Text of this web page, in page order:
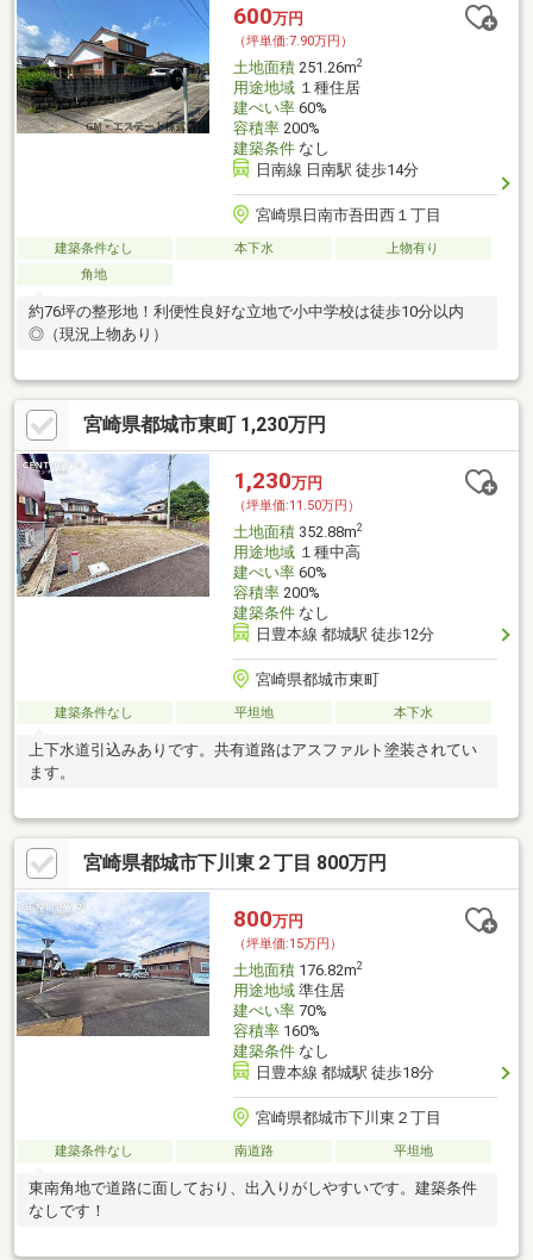
600万円
（坪単価:7.90万円）
土地面積251.26m2
用途地域１種住居
建ぺい率60%
容積率200%
建築条件なし
日南線 日南駅 徒歩14分
宮崎県日南市吾田西１丁目
建築条件なし 本下水
上物有り
角地
約76坪の整形地！利便性良好な立地で小中学校は徒歩10分以内
◎（現況上物あり）
宮崎県都城市東町 1,230万円
1,230万円
（坪単価:11.50万円）
土地面積352.88m2
用途地域１種中高
建ぺい率60%
容積率200%
建築条件なし
日豊本線 都城駅 徒歩12分
宮崎県都城市東町
建築条件なし 平坦地 本下水
上下水道引込みありです。共有道路はアスファルト塗装されてい
ます。
宮崎県都城市下川東２丁目 800万円
800万円
（坪単価:15万円）
土地面積176.82m2
用途地域準住居
建ぺい率70%
容積率160%
建築条件なし
日豊本線 都城駅 徒歩18分
宮崎県都城市下川東２丁目
建築条件なし 南道路 平坦地
東南角地で道路に面しており、出入りがしやすいです。建築条件
なしです！